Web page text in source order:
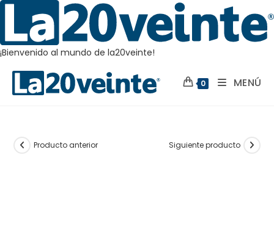
¡Bienvenido al mundo de la20veinte!
contenido
0 MENÚ
Producto anterior Siguiente producto